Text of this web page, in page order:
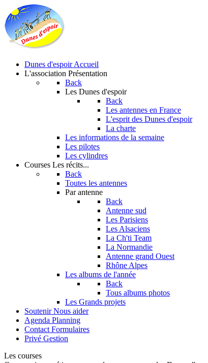
Dunes d'espoir Accueil
L'association Présentation
Back
Les Dunes d'espoir
Back
Les antennes en France
L'esprit des Dunes d'espoir
La charte
Les informations de la semaine
Les pilotes
Les cylindres
Courses Les récits...
Back
Toutes les antennes
Par antenne
Back
Antenne sud
Les Parisiens
Les Alsaciens
La Ch'ti Team
La Normandie
Antenne grand Ouest
Rhône Alpes
Les albums de l'année
Back
Tous albums photos
Les Grands projets
Soutenir Nous aider
Agenda Planning
Contact Formulaires
Privé Gestion
Les courses